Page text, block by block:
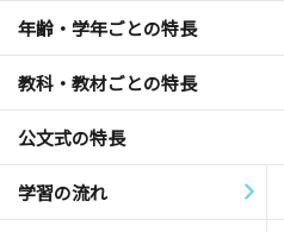
年齢・学年ごとの特長
教科・教材ごとの特長
公文式の特長
学習の流れ